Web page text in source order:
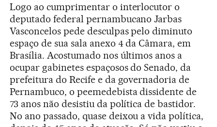
Logo ao cumprimentar o interlocutor o
deputado federal pernambucano Jarbas
Vasconcelos pede desculpas pelo diminuto
espaço de sua sala anexo 4 da Câmara, em
Brasília. Acostumado nos últimos anos a
ocupar gabinetes espaçosos do Senado, da
prefeitura do Recife e da governadoria de
Pernambuco, o peemedebista dissidente de
73 anos não desistiu da política de bastidor.
No ano passado, quase deixou a vida política,